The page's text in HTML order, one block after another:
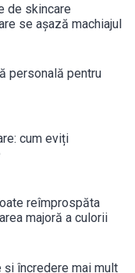
de skincare
se așază machiajul
personală pentru
cum eviți
reîmprospăta
majoră a culorii
încredere mai mult